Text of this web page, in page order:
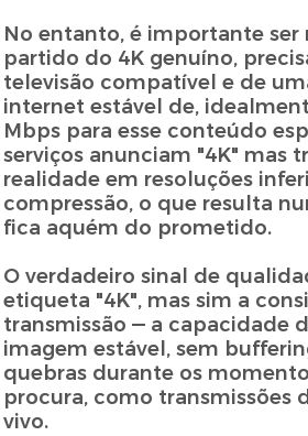
No entanto, é importante ser
partido do 4K genuíno,
televisão compatível e de
internet estável de,
Mbps para esse conteúdo
serviços anunciam "4K" mas
realidade em resoluções
compressão, o que resulta
fica aquém do prometido.
O verdadeiro sinal de
etiqueta "4K", mas sim a
transmissão — a capacidade
imagem estável, sem
quebras durante os
procura, como transmissões
vivo.